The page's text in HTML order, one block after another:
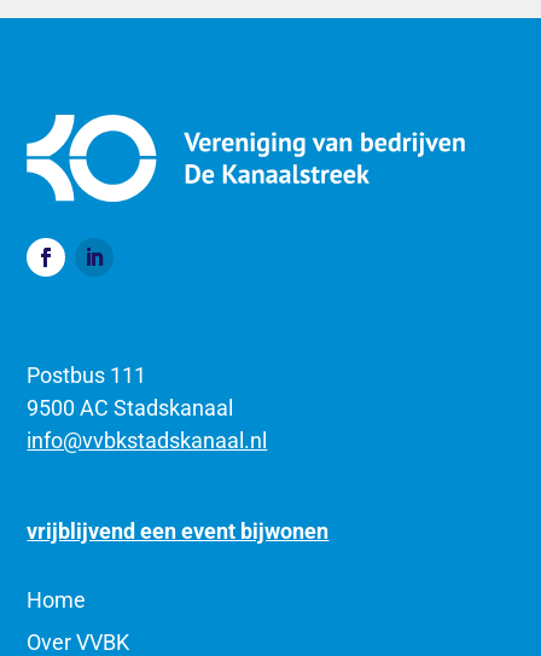
Postbus 111
9500 AC Stadskanaal
info@vvbkstadskanaal.nl
vrijblijvend een event bijwonen
Home
Over VVBK